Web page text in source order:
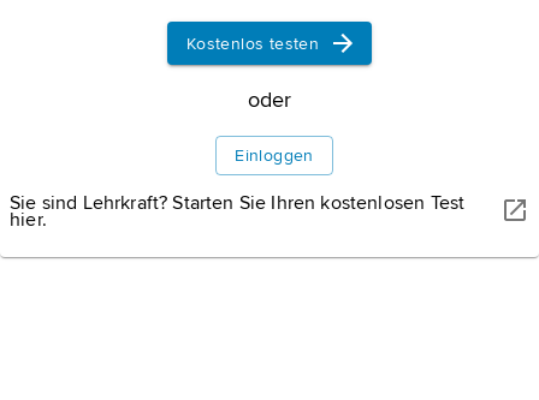
D. Fairbanks senior
, mit dem sie 1920–35 verheiratet war, sowie
Kostenlos testen
oder
Einloggen
Sie sind Lehrkraft? Starten Sie Ihren kostenlosen Test
hier.